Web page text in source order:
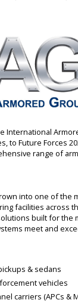
International
to Future Forces
range of
into one of
facilities across
built for the
meet and
& sedans
vehicles
carriers (APCs &